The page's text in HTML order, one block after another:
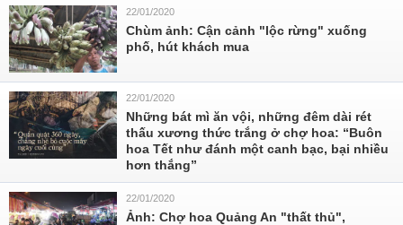
22/01/2020
Chùm ảnh: Cận cảnh "lộc rừng" xuống
phố, hút khách mua
22/01/2020
Những bát mì ăn vội, những đêm dài rét
thấu xương thức trắng ở chợ hoa: “Buôn
hoa Tết như đánh một canh bạc, bại nhiều
hơn thắng”
22/01/2020
Ảnh: Chợ hoa Quảng An "thất thủ",